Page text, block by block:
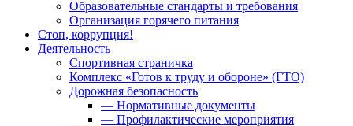
Образовательные стандарты и требования
Организация горячего питания
Стоп, коррупция!
Деятельность
Спортивная страничка
Комплекс «Готов к труду и обороне» (ГТО)
Дорожная безопасность
— Нормативные документы
— Профилактические мероприятия